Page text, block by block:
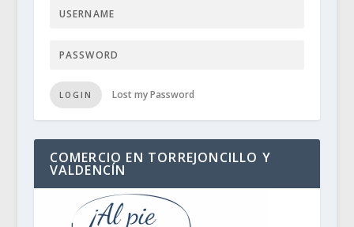
LOGIN Lost my Password
COMERCIO EN TORREJONCILLO Y
VALDENCÍN